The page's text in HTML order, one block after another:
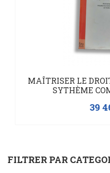
MAÎTRISER LE
SYTHÈME
39
FILTRER PAR